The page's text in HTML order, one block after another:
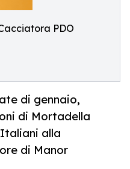
PDO
di gennaio,
di Mortadella
alla
di Manor